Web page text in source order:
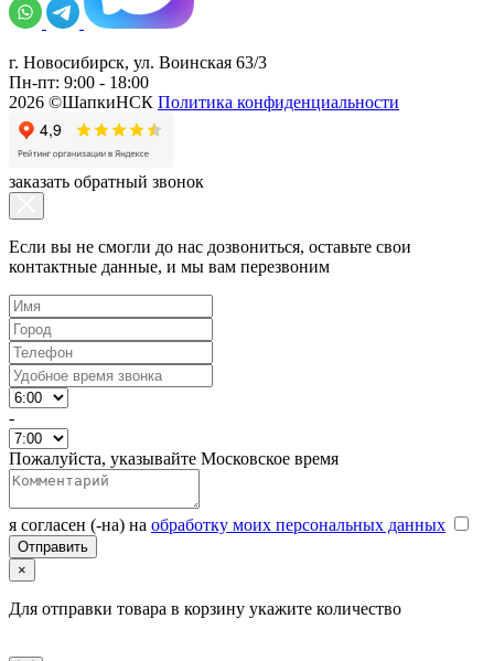
г. Новосибирск, ул. Воинская 63/3
Пн-пт: 9:00 - 18:00
2026 ©ШапкиНСК Политика конфиденциальности
заказать обратный звонок
Если вы не смогли до нас дозвониться, оставьте свои
контактные данные, и мы вам перезвоним
-
Пожалуйста, указывайте Московское время
я согласен (-на) на обработку моих персональных данных
×
Для отправки товара в корзину укажите количество